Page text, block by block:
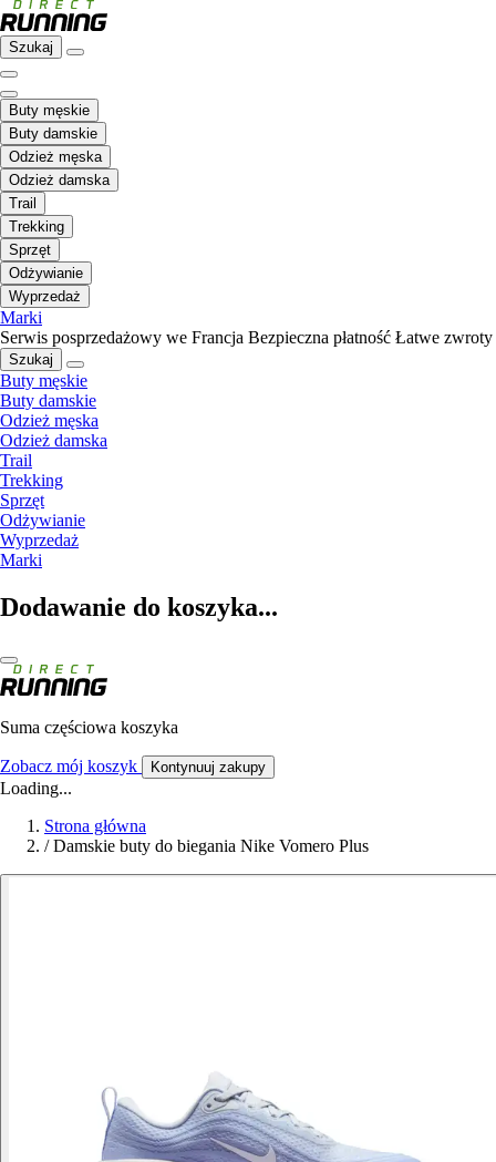
Szukaj
Buty męskie
Buty damskie
Odzież męska
Odzież damska
Trail
Trekking
Sprzęt
Odżywianie
Wyprzedaż
Marki
Serwis posprzedażowy we Francja Bezpieczna płatność Łatwe zwroty
Szukaj
Buty męskie
Buty damskie
Odzież męska
Odzież damska
Trail
Trekking
Sprzęt
Odżywianie
Wyprzedaż
Marki
Dodawanie do koszyka...
Suma częściowa koszyka
Zobacz mój koszyk Kontynuuj zakupy
Loading...
Strona główna
/ Damskie buty do biegania Nike Vomero Plus